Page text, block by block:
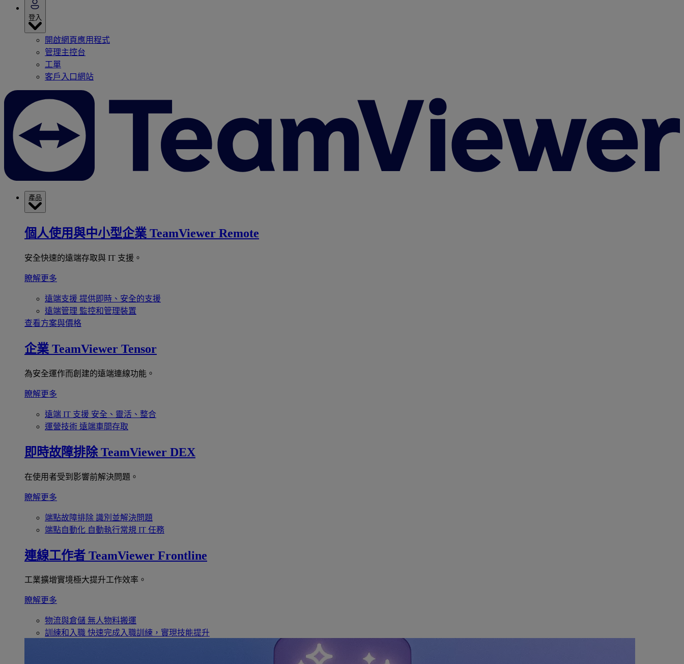
登入
開啟網頁應用程式
管理主控台
工單
客戶入口網站
產品
個人使用與中小型企業 TeamViewer Remote
安全快速的遠端存取與 IT 支援。
瞭解更多
遠端支援 提供即時、安全的支援
遠端管理 監控和管理裝置
查看方案與價格
企業 TeamViewer Tensor
為安全運作而創建的遠端連線功能。
瞭解更多
遠端 IT 支援 安全、靈活、整合
運營技術 遠端車間存取
即時故障排除 TeamViewer DEX
在使用者受到影響前解決問題。
瞭解更多
端點故障排除 識別並解決問題
端點自動化 自動執行常規 IT 任務
連線工作者 TeamViewer Frontline
工業擴增實境極大提升工作效率。
瞭解更多
物流與倉儲 無人物料搬運
訓練和入職 快速完成入職訓練，實現技能提升